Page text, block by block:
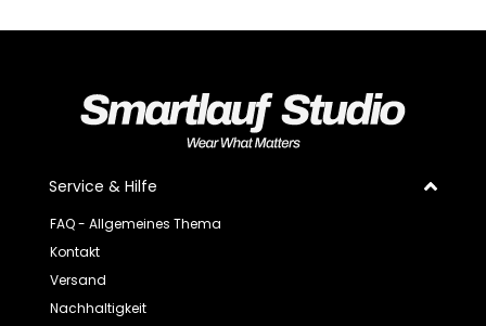
Service & Hilfe
FAQ - Allgemeines Thema
Kontakt
Versand
Nachhaltigkeit